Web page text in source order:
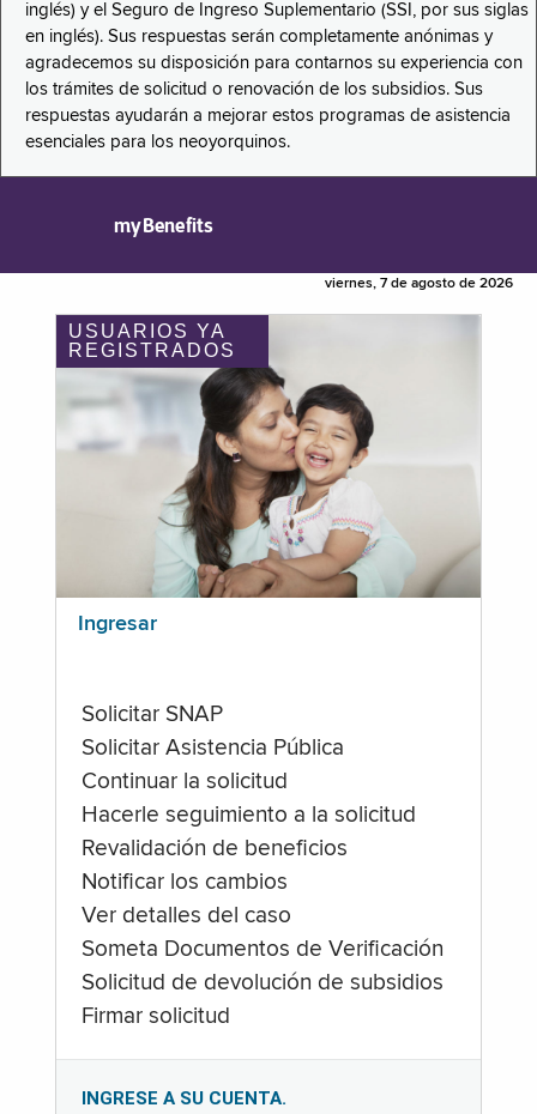
inglés) y el Seguro de Ingreso Suplementario (SSI, por sus siglas
en inglés). Sus respuestas serán completamente anónimas y
agradecemos su disposición para contarnos su experiencia con
los trámites de solicitud o renovación de los subsidios. Sus
respuestas ayudarán a mejorar estos programas de asistencia
esenciales para los neoyorquinos.
myBenefits
viernes, 7 de agosto de 2026
USUARIOS YA
REGISTRADOS
Ingresar
Solicitar SNAP
Solicitar Asistencia Pública
Continuar la solicitud
Hacerle seguimiento a la solicitud
Revalidación de beneficios
Notificar los cambios
Ver detalles del caso
Someta Documentos de Verificación
Solicitud de devolución de subsidios
Firmar solicitud
INGRESE A SU CUENTA.